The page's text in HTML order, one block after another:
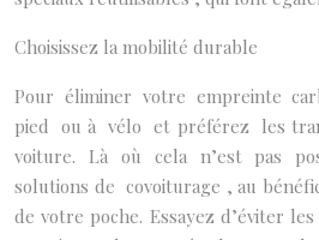
Choisissez la mobilité durable
Pour éliminer votre empreinte
pied ou à vélo et préférez les
voiture. Là où cela n’est pas
solutions de covoiturage , au
de votre poche. Essayez d’éviter